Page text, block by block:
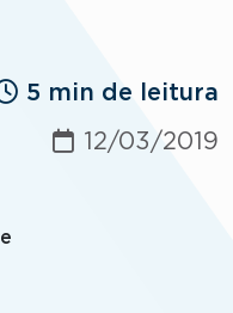
5 min de leitura
12/03/2019